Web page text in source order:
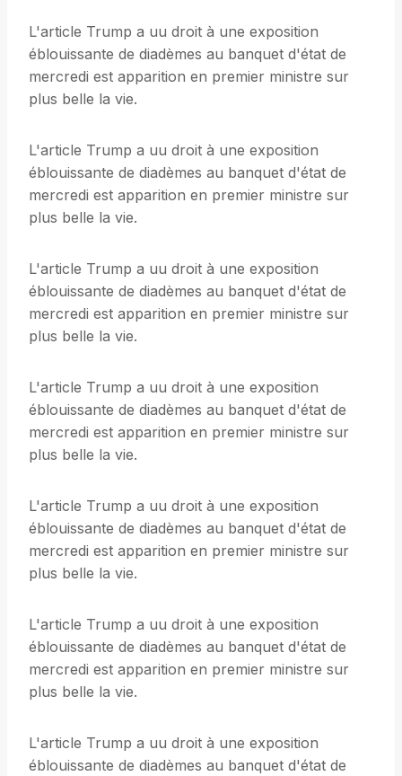
L'article Trump a uu droit à une exposition
éblouissante de diadèmes au banquet d'état de
mercredi est apparition en premier ministre sur
plus belle la vie.
L'article Trump a uu droit à une exposition
éblouissante de diadèmes au banquet d'état de
mercredi est apparition en premier ministre sur
plus belle la vie.
L'article Trump a uu droit à une exposition
éblouissante de diadèmes au banquet d'état de
mercredi est apparition en premier ministre sur
plus belle la vie.
L'article Trump a uu droit à une exposition
éblouissante de diadèmes au banquet d'état de
mercredi est apparition en premier ministre sur
plus belle la vie.
L'article Trump a uu droit à une exposition
éblouissante de diadèmes au banquet d'état de
mercredi est apparition en premier ministre sur
plus belle la vie.
L'article Trump a uu droit à une exposition
éblouissante de diadèmes au banquet d'état de
mercredi est apparition en premier ministre sur
plus belle la vie.
L'article Trump a uu droit à une exposition
éblouissante de diadèmes au banquet d'état de